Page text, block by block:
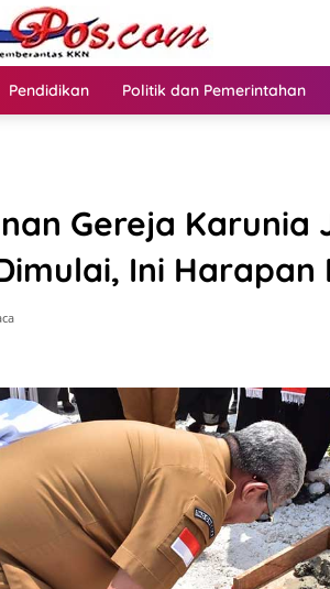
Pendidikan Politik dan Pemerintahan
Gereja Karunia
Ini